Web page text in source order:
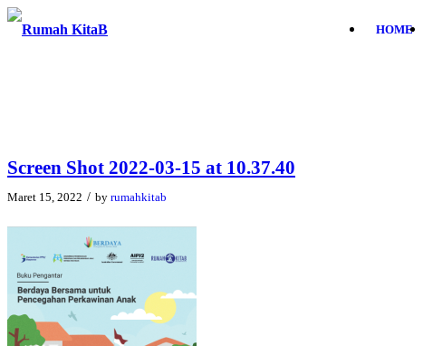
HOME
Screen Shot 2022-03-15 at 10.37.40
Maret 15, 2022 / by rumahkitab